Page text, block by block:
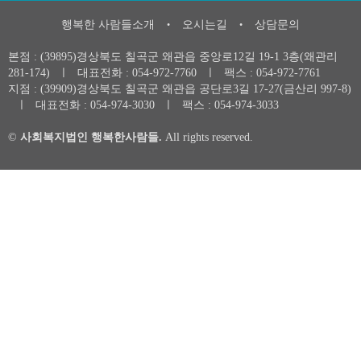
행복한 사람들소개 • 오시는길 • 상담문의
본점 : (39895)경상북도 칠곡군 왜관읍 중앙로12길 19-1 3층(왜관리
281-174)
대표전화 : 054-972-7760
팩스 : 054-972-7761
지점 : (39909)경상북도 칠곡군 왜관읍 공단로3길 17-27(금산리 997-8)
대표전화 : 054-974-3030 팩스 : 054-974-3033
© 사회복지법인 행복한사람들. All rights reserved.